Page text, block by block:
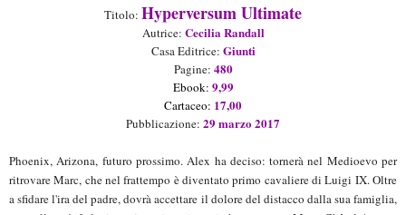
Titolo: Hyperversum Ultimate
Autrice: Cecilia Randall
Casa Editrice: Giunti
Pagine: 480
Ebook: 9,99
Cartaceo: 17,00
Pubblicazione: 29marzo 2017
Phoenix, Arizona, futuro prossimo. Alex ha deciso: tornerà nel Medioevo per
ritrovare Marc, che nel frattempo è diventato primo cavaliere di Luigi IX. Oltre
a sfidare l'ira del padre, dovrà accettare il dolore del distacco dalla sua famiglia,